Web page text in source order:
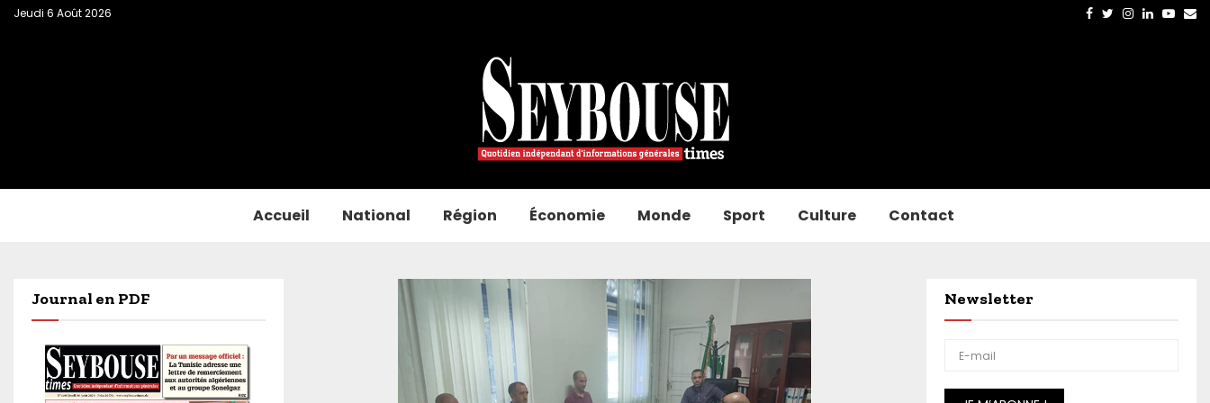
Jeudi 6 Août 2026 Facebook
Twitter
Instagram
Linkedin
Accueil National Région Économie Monde Sport Culture Contact
Journal en PDF Newsletter